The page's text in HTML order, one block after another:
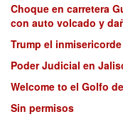
Choque en carretera
con auto volcado y
Trump el inmisericorde
Poder Judicial en
Welcome to el Golfo
Sin permisos